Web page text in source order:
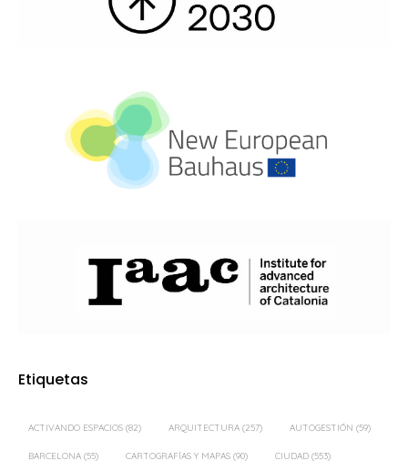
Etiquetas
ACTIVANDO ESPACIOS (82) ARQUITECTURA (257) AUTOGESTIÓN (59)
BARCELONA (55) CARTOGRAFÍAS Y MAPAS (90) CIUDAD (553)